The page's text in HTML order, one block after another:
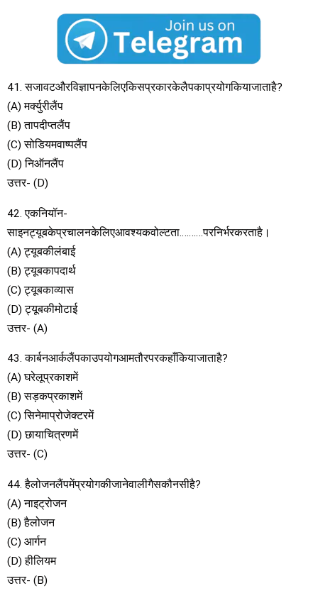
41. सजावटऔरविज्ञापनकेलिएकिसप्रकारकेलैपकाप्रयोगकियाजाताहै?
(A) मर्क्युरीलैंप
(B) तापदीप्तलैंप
(C) सोडियमवाष्पलैंप
(D) निऑनलैंप
उत्तर- (D)
42. एकनियॉन-
साइनट्यूबकेप्रचालनकेलिएआवश्यकवोल्टता……….परनिर्भरकरताहै।
(A) ट्यूबकीलंबाई
(B) ट्यूबकापदार्थ
(C) ट्यूबकाव्यास
(D) ट्यूबकीमोटाई
उत्तर- (A)
43. कार्बनआर्कलैंपकाउपयोगआमतौरपरकहाँकियाजाताहै?
(A) घरेलूप्रकाशमें
(B) सड़कप्रकाशमें
(C) सिनेमाप्रोजेक्टरमें
(D) छायाचित्रणमें
उत्तर- (C)
44. हैलोजनलैंपमेंप्रयोगकीजानेवालीगैसकौनसीहै?
(A) नाइट्रोजन
(B) हैलोजन
(C) आर्गन
(D) हीलियम
उत्तर- (B)